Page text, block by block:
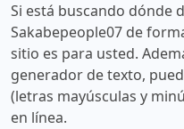
Si está buscando dónde
Sakabepeople07 de
sitio es para usted.
generador de texto,
(letras mayúsculas y
en línea.